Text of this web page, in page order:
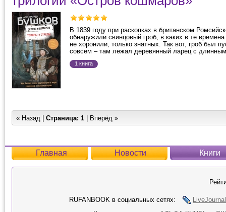
В 1839 году при раскопках в британском
обнаружили свинцовый гроб, в каких в те
не хоронили, только знатных. Так вот, гроб был
совсем – там лежал деревянный ларец с
1 книга
« Назад | Страница: 1 | Вперёд »
Главная Новости Книги
RUFANBOOK в социальных сетях:
LiveJournal